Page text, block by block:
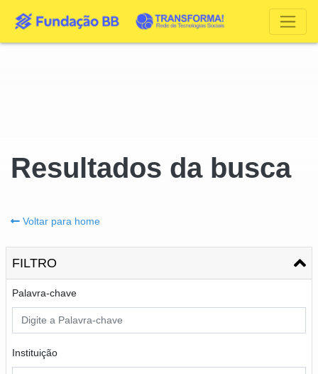
Resultados da busca
Voltar para home
FILTRO
Palavra-chave
Instituição